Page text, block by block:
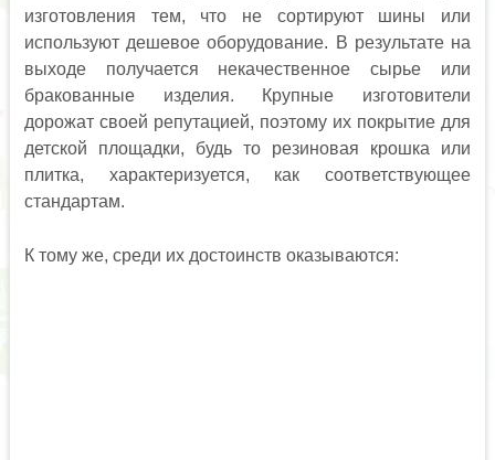
изготовления тем, что не сортируют шины или
используют дешевое оборудование. В результате на
выходе получается некачественное сырье или
бракованные изделия. Крупные изготовители
дорожат своей репутацией, поэтому их покрытие для
детской площадки, будь то резиновая крошка или
плитка, характеризуется, как соответствующее
стандартам.
К тому же, среди их достоинств оказываются: